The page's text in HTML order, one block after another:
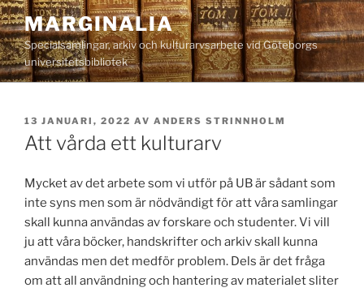
Hoppa
till
innehåll
MARGINALIA
Specialsamlingar, arkiv och kulturarvsarbete vid Göteborgs
universitetsbibliotek
PUBLICERAT
13 JANUARI, 2022 AV ANDERS STRINNHOLM
Att vårda ett kulturarv
Mycket av det arbete som vi utför på UB är sådant som
inte syns men som är nödvändigt för att våra samlingar
skall kunna användas av forskare och studenter. Vi vill
ju att våra böcker, handskrifter och arkiv skall kunna
användas men det medför problem. Dels är det fråga
om att all användning och hantering av materialet sliter